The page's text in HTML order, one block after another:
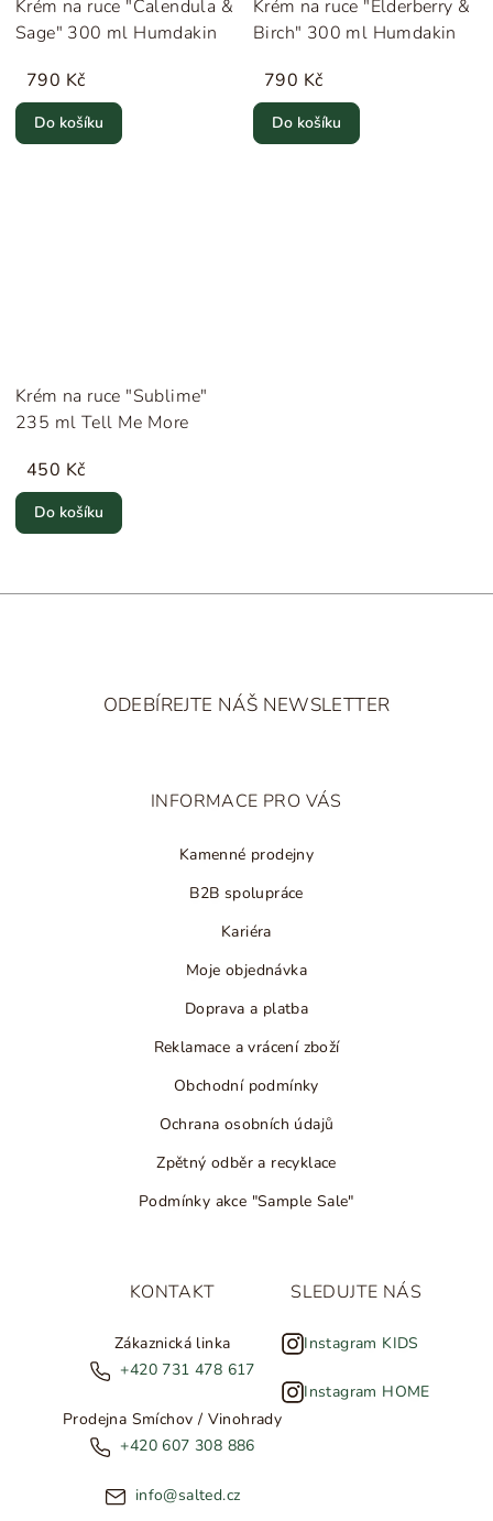
Krém na ruce "Calendula &
Sage" 300 ml Humdakin
790 Kč
Do košíku
Krém na ruce "Elderberry &
Birch" 300 ml Humdakin
790 Kč
Do košíku
Krém na ruce "Sublime"
235 ml Tell Me More
450 Kč
Do košíku
ODEBÍREJTE NÁŠ NEWSLETTER
INFORMACE PRO VÁS
Kamenné prodejny
B2B spolupráce
Kariéra
Moje objednávka
Doprava a platba
Reklamace a vrácení zboží
Obchodní podmínky
Ochrana osobních údajů
Zpětný odběr a recyklace
Podmínky akce "Sample Sale"
KONTAKT
Zákaznická linka
+420 731 478 617
Prodejna Smíchov / Vinohrady
+420 607 308 886
info@salted.cz
SLEDUJTE NÁS
Instagram KIDS
Instagram HOME